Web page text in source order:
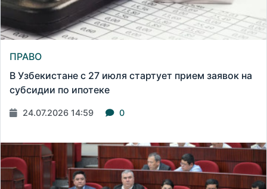
ПРАВО
В Узбекистане с 27 июля стартует прием заявок на
субсидии по ипотеке
24.07.2026 14:59 0